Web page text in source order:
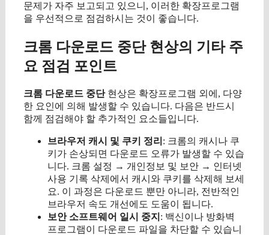
문제가 자주 보고되고 있으니, 이러한 확장프로그램
을 우선적으로 점검하시는 것이 좋습니다.
크롬 다운로드 중단 현상의 기타 주
요 점검 포인트
크롬 다운로드 중단현상은 확장프로그램 외에, 다양
한 요인에 의해 발생할 수 있습니다. 다음은 반드시
함께 점검해야 할 추가적인 요소들입니다.
브라우저 캐시 및 쿠키 정리 : 크롬의 캐시나 쿠
키가 손상되면 다운로드 오류가 발생할 수 있습
니다. 크롬 설정 → 개인정보 및 보안 → 인터넷
사용 기록 삭제에서 캐시와 쿠키를 삭제해 보세
요. 이 과정은 다운로드 뿐만 아니라, 전반적인
브라우저 속도 개선에도 도움이 됩니다.
보안 소프트웨어 일시 중지 : 백신이나 방화벽
프로그램이 다운로드 파일을 차단할 수 있습니